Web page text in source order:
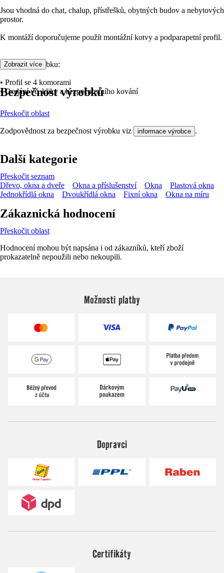
Jsou vhodná do chat, chalup, přístřešků, obytných budov a nebytových
prostor.
K montáží doporučujeme použít montážní kotvy a podparapetní profil.
Přednosti výrobku:
• Profil se 4 komorami
• Dodání vč. kliky a bezpečnostního kování
Zobrazit více
Bezpečnost výrobků
Přeskočit oblast
Zodpovědnost za bezpečnost výrobku viz informace výrobce .
Další kategorie
Přeskočit seznam
Dřevo, okna a dveře
Okna a příslušenství Okna
Plastová okna
Jednokřídlá okna
Dvoukřídlá okna Fixní okna Okna na míru
Zákaznická hodnocení
Přeskočit oblast
Hodnocení mohou být napsána i od zákazníků, kteří zboží
prokazatelně nepoužili nebo nekoupili.
Možnosti platby
Dopravci
Certifikáty